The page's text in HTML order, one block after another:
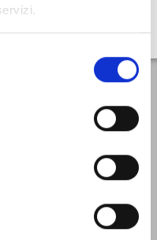
la newsletter ai sensi del